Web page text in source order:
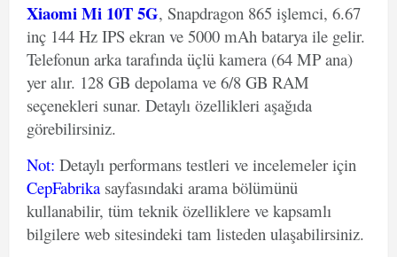
Xiaomi Mi 10T 5G, Snapdragon 865 işlemci, 6.67
inç 144 Hz IPS ekran ve 5000 mAh batarya ile gelir.
Telefonun arka tarafında üçlü kamera (64 MP ana)
yer alır. 128 GB depolama ve 6/8 GB RAM
seçenekleri sunar. Detaylı özellikleri aşağıda
görebilirsiniz.
Not: Detaylı performans testleri ve incelemeler için
CepFabrika sayfasındaki arama bölümünü
kullanabilir, tüm teknik özelliklere ve kapsamlı
bilgilere web sitesindeki tam listeden ulaşabilirsiniz.